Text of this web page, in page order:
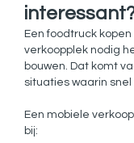
Een foodtruck
verkoopplek nodig
bouwen. Dat komt
situaties waarin snel
Een mobiele
bij: